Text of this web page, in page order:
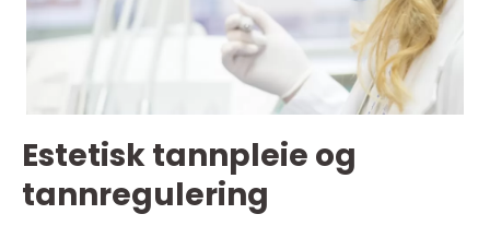
Estetisk tannpleie og
tannregulering